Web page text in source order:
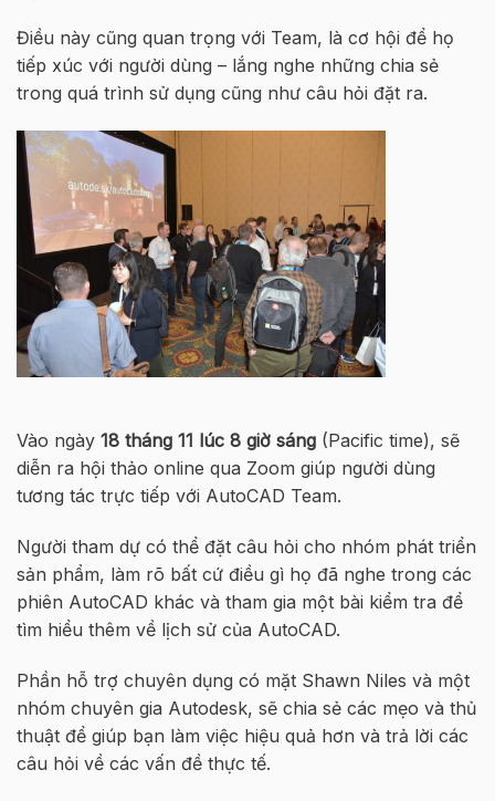
Điều này cũng quan trọng với Team, là cơ hội để họ
tiếp xúc với người dùng – lắng nghe những chia sẻ
trong quá trình sử dụng cũng như câu hỏi đặt ra.
Vào ngày 18 tháng 11 lúc 8 giờ sáng (Pacific time), sẽ
diễn ra hội thảo online qua Zoom giúp người dùng
tương tác trực tiếp với AutoCAD Team.
Người tham dự có thể đặt câu hỏi cho nhóm phát triển
sản phẩm, làm rõ bất cứ điều gì họ đã nghe trong các
phiên AutoCAD khác và tham gia một bài kiểm tra để
tìm hiểu thêm về lịch sử của AutoCAD.
Phần hỗ trợ chuyên dụng có mặt Shawn Niles và một
nhóm chuyên gia Autodesk, sẽ chia sẻ các mẹo và thủ
thuật để giúp bạn làm việc hiệu quả hơn và trả lời các
câu hỏi về các vấn đề thực tế.